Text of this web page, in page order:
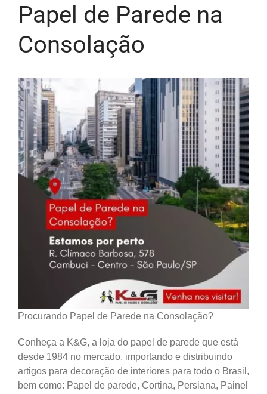
Papel de Parede na
Consolação
Procurando Papel de Parede na Consolação?
Conheça a K&G, a loja do papel de parede que está
desde 1984 no mercado, importando e distribuindo
artigos para decoração de interiores para todo o Brasil,
bem como: Papel de parede, Cortina, Persiana, Painel